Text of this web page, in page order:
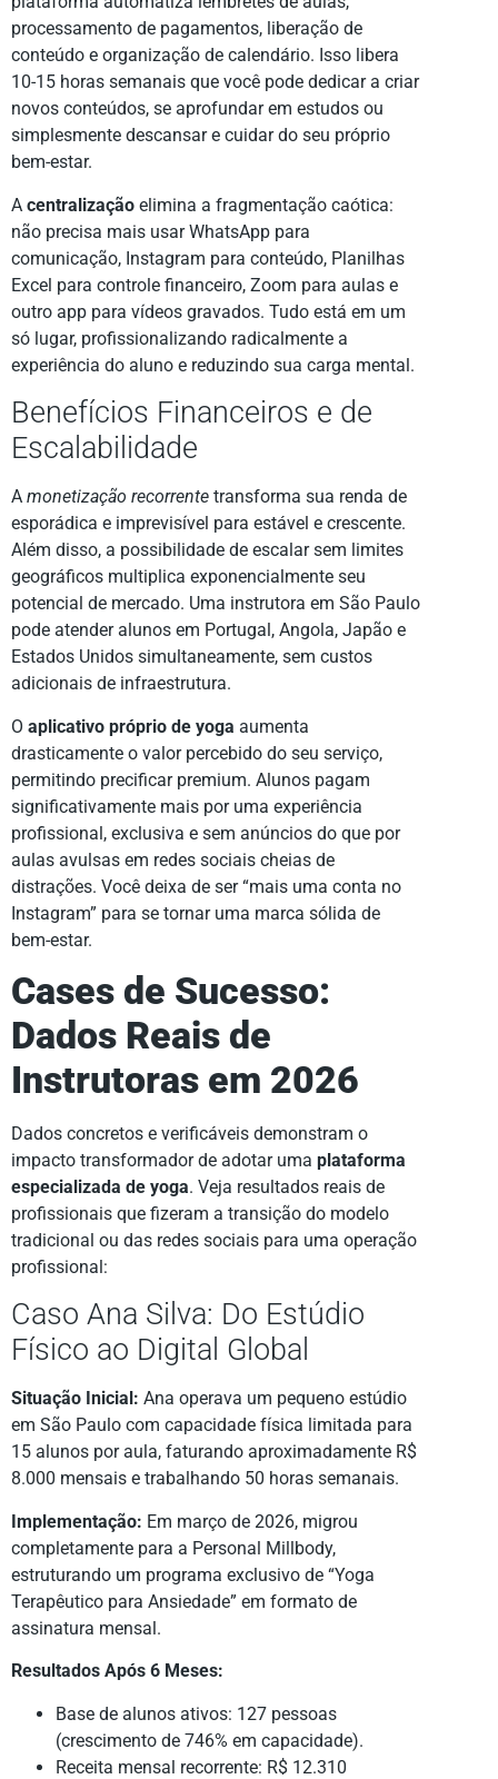
processamento de pagamentos, liberação de
conteúdo e organização de calendário. Isso libera
10-15 horas semanais que você pode dedicar a criar
novos conteúdos, se aprofundar em estudos ou
simplesmente descansar e cuidar do seu próprio
bem-estar.
A centralização elimina a fragmentação caótica:
não precisa mais usar WhatsApp para
comunicação, Instagram para conteúdo, Planilhas
Excel para controle financeiro, Zoom para aulas e
outro app para vídeos gravados. Tudo está em um
só lugar, profissionalizando radicalmente a
experiência do aluno e reduzindo sua carga mental.
Benefícios Financeiros e de
Escalabilidade
A monetização recorrente transforma sua renda de
esporádica e imprevisível para estável e crescente.
Além disso, a possibilidade de escalar sem limites
geográficos multiplica exponencialmente seu
potencial de mercado. Uma instrutora em São Paulo
pode atender alunos em Portugal, Angola, Japão e
Estados Unidos simultaneamente, sem custos
adicionais de infraestrutura.
O aplicativo próprio de yoga aumenta
drasticamente o valor percebido do seu serviço,
permitindo precificar premium. Alunos pagam
significativamente mais por uma experiência
profissional, exclusiva e sem anúncios do que por
aulas avulsas em redes sociais cheias de
distrações. Você deixa de ser “mais uma conta no
Instagram” para se tornar uma marca sólida de
bem-estar.
Cases de Sucesso:
Dados Reais de
Instrutoras em 2026
Dados concretos e verificáveis demonstram o
impacto transformador de adotar uma plataforma
especializada de yoga. Veja resultados reais de
profissionais que fizeram a transição do modelo
tradicional ou das redes sociais para uma operação
profissional:
Caso Ana Silva: Do Estúdio
Físico ao Digital Global
Situação Inicial: Ana operava um pequeno estúdio
em São Paulo com capacidade física limitada para
15 alunos por aula, faturando aproximadamente R$
8.000 mensais e trabalhando 50 horas semanais.
Implementação: Em março de 2026, migrou
completamente para a Personal Millbody,
estruturando um programa exclusivo de “Yoga
Terapêutico para Ansiedade” em formato de
assinatura mensal.
Resultados Após 6 Meses:
Base de alunos ativos: 127 pessoas
(crescimento de 746% em capacidade).
Receita mensal recorrente: R$ 12.310